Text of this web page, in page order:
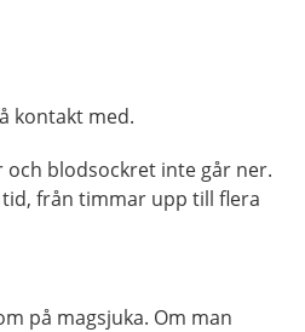
kontakt med.
blodsockret inte går ner.
från timmar upp till flera
på magsjuka. Om man